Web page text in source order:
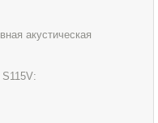
акустическая
S115V: